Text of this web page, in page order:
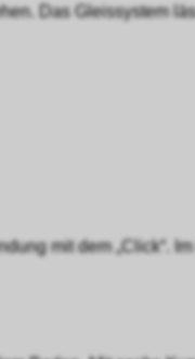
Das Gleissystem
mit dem „Click“.